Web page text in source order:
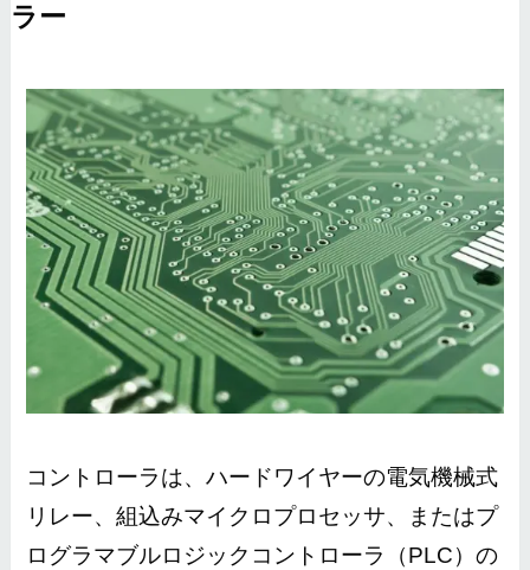
ラー
コントローラは、ハードワイヤーの電気機械式
リレー、組込みマイクロプロセッサ、またはプ
ログラマブルロジックコントローラ（PLC）の